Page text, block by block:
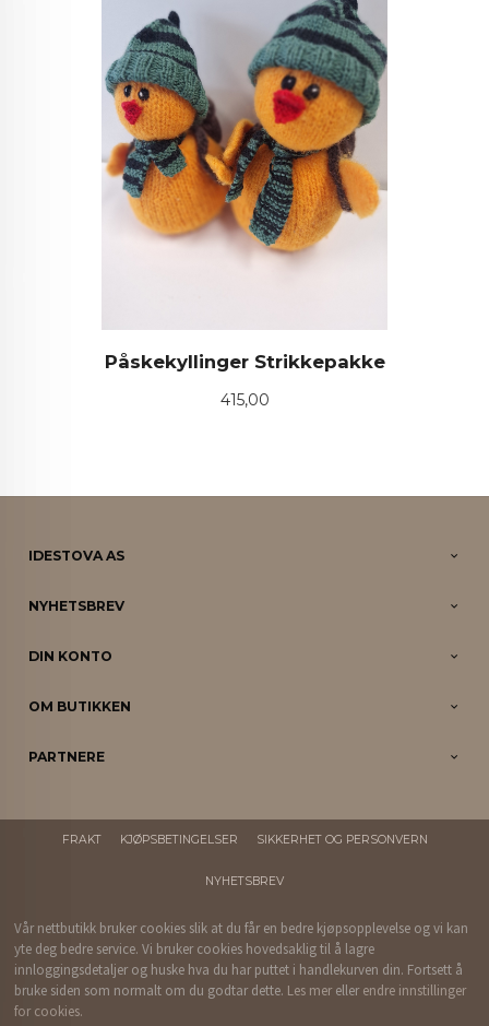
Påskekyllinger Strikkepakke
Pris
415,00
IDESTOVA AS
NYHETSBREV
DIN KONTO
OM BUTIKKEN
PARTNERE
FRAKT KJØPSBETINGELSER SIKKERHET OG PERSONVERN
NYHETSBREV
Vår nettbutikk bruker cookies slik at du får en bedre kjøpsopplevelse og vi kan
yte deg bedre service. Vi bruker cookies hovedsaklig til å lagre
innloggingsdetaljer og huske hva du har puttet i handlekurven din. Fortsett å
bruke siden som normalt om du godtar dette. Les mer eller endre innstillinger
for cookies.